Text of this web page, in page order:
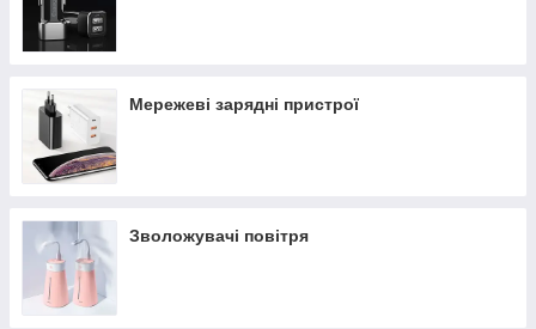
Мережеві зарядні пристрої
Зволожувачі повітря